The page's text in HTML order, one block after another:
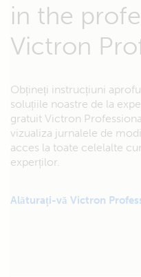
in the
Victron
Obțineți instrucțiuni
soluțiile noastre de la
gratuit Victron
vizualiza jurnalele de
acces la toate celelalte
experților.
Alăturați-vă Victron